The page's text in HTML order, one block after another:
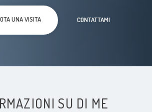
UNA VISITA CONTATTAMI
SU DI ME